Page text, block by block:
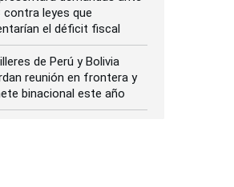
contra leyes que
el déficit fiscal
de Perú y Bolivia
reunión en frontera y
binacional este año